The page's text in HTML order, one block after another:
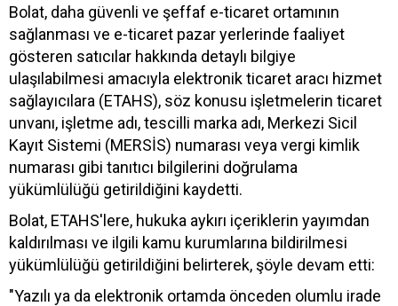
Bolat, daha güvenli ve şeffaf e-ticaret ortamının
sağlanması ve e-ticaret pazar yerlerinde faaliyet
gösteren satıcılar hakkında detaylı bilgiye
ulaşılabilmesi amacıyla elektronik ticaret aracı hizmet
sağlayıcılara (ETAHS), söz konusu işletmelerin ticaret
unvanı, işletme adı, tescilli marka adı, Merkezi Sicil
Kayıt Sistemi (MERSİS) numarası veya vergi kimlik
numarası gibi tanıtıcı bilgilerini doğrulama
yükümlülüğü getirildiğini kaydetti.
Bolat, ETAHS'lere, hukuka aykırı içeriklerin yayımdan
kaldırılması ve ilgili kamu kurumlarına bildirilmesi
yükümlülüğü getirildiğini belirterek, şöyle devam etti:
"Yazılı ya da elektronik ortamda önceden olumlu irade